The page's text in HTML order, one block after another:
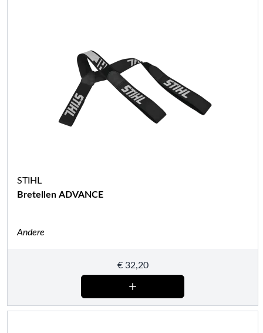
STIHL
Bretellen ADVANCE
Andere
€32,20